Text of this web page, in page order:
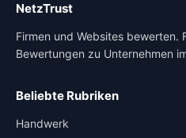
NetzTrust
Firmen und Websites bewerten.
Bewertungen zu Unternehmen
Beliebte Rubriken
Handwerk